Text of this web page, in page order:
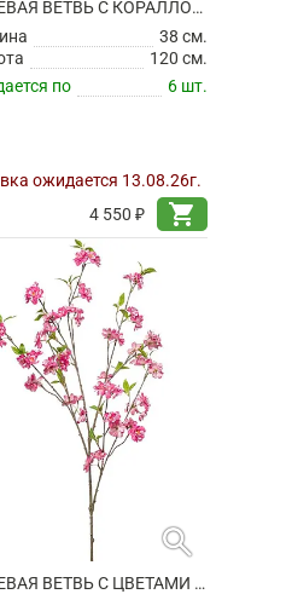
ВИШНЕВАЯ ВЕТВЬ С КОРАЛЛОВЫМИ ЦВЕТАМИ ИСКУССТВЕННАЯ
38 см.
120 см.
по
6 шт.
ожидается 13.08.26г.
4 550 ₽
shopping_cart
search
ВИШНЕВАЯ ВЕТВЬ С ЦВЕТАМИ ИСКУССТВЕННАЯ